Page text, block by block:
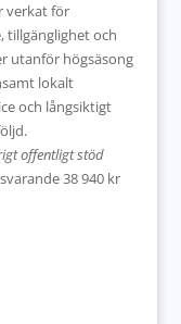
verkat för
tillgänglighet och
utanför högsäsong
lokalt
och långsiktigt
offentligt stöd
38 940 kr